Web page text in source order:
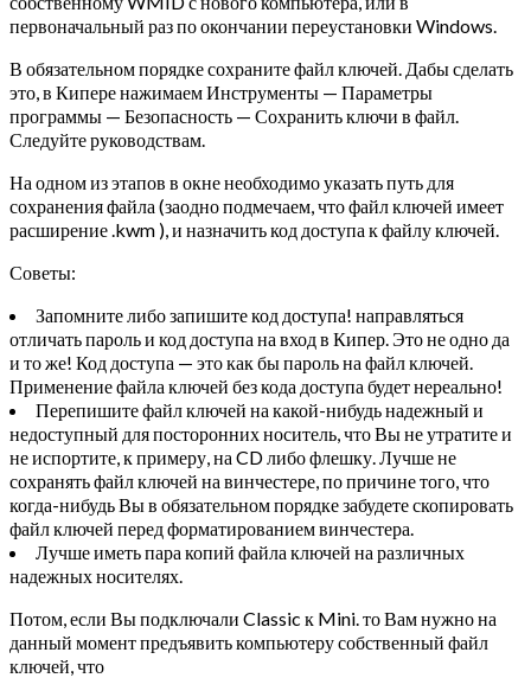
первоначальный раз по окончании переустановки Windows.
В обязательном порядке сохраните файл ключей. Дабы сделать
это, в Кипере нажимаем Инструменты — Параметры
программы — Безопасность — Сохранить ключи в файл.
Следуйте руководствам.
На одном из этапов в окне необходимо указать путь для
сохранения файла (заодно подмечаем, что файл ключей имеет
расширение .kwm ), и назначить код доступа к файлу ключей.
Советы:
Запомните либо запишите код доступа! направляться
отличать пароль и код доступа на вход в Кипер. Это не одно да
и то же! Код доступа — это как бы пароль на файл ключей.
Применение файла ключей без кода доступа будет нереально!
Перепишите файл ключей на какой-нибудь надежный и
недоступный для посторонних носитель, что Вы не утратите и
не испортите, к примеру, на CD либо флешку. Лучше не
сохранять файл ключей на винчестере, по причине того, что
когда-нибудь Вы в обязательном порядке забудете скопировать
файл ключей перед форматированием винчестера.
Лучше иметь пара копий файла ключей на различных
надежных носителях.
Потом, если Вы подключали Classic к Mini. то Вам нужно на
данный момент предъявить компьютеру собственный файл
ключей, что